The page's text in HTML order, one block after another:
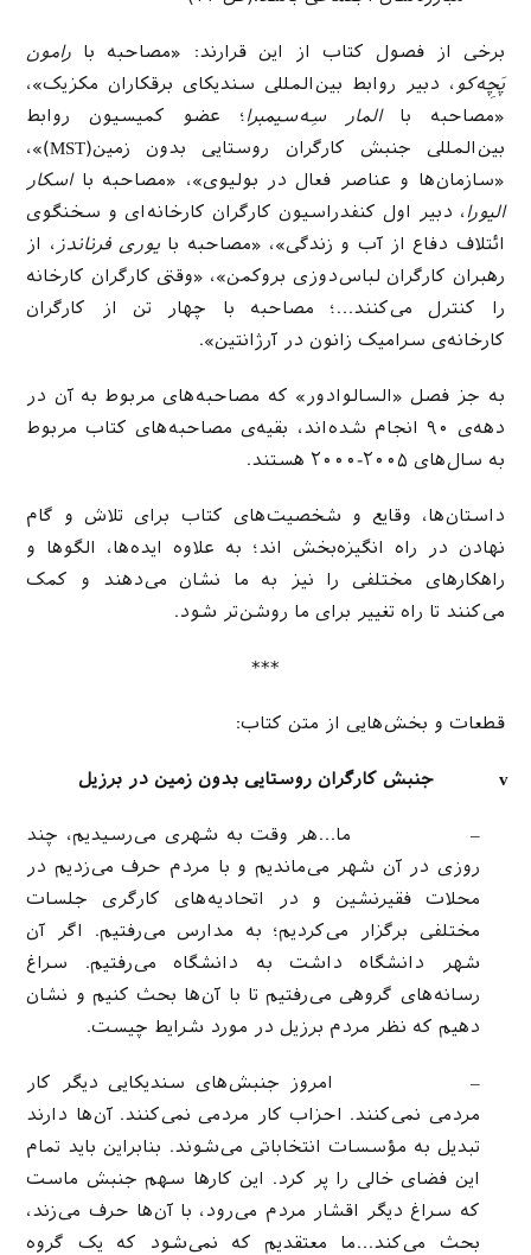
برخی از فصول کتاب از این قرارند: «مصاحبه با رامون
پَچِه‌کو ، دبیر روابط بین‌المللی سندیکای برقکاران مکزیک»،
«مصاحبه باالمار سِه‌سیمبرا؛ عضو کمیسیون روابط
بین‌المللی جنبش کارگران روستایی بدون زمین(MST)»،
«سازمان‌ها و عناصر فعال در بولیوی»، «مصاحبه بااسکار
الیورا، دبیر اول کنفدراسیون کارگران کارخانه‌ای و سخنگوی
ائتلاف دفاع از آب و زندگی»، «مصاحبه با یوری فرناندز ، از
رهبران کارگران لباس‌دوزی بروکمن»، «وقتی کارگران کارخانه
را کنترل می‌کنند…؛ مصاحبه با چهار تن از کارگران
کارخانه‌ی سرامیک زانون در آرژانتین».
به جز فصل «السالوادور» که مصاحبه‌های مربوط به آن در
دهه‌ی ۹۰ انجام شده‌اند، بقیه‌ی مصاحبه‌های کتاب مربوط
به سال‌های ۲۰۰۵-۲۰۰۰ هستند.
داستان‌ها، وقایع و شخصیت‌های کتاب برای تلاش و گام
نهادن در راه انگیزه‌بخش اند؛ به علاوه ایده‌ها، الگوها و
راهکارهای مختلفی را نیز به ما نشان می‌دهند و کمک
می‌کنند تا راه تغییر برای ما روشن‌تر شود.
***
قطعات و بخش‌هایی از متن کتاب:
v جنبش کارگران روستایی بدون زمین در برزیل
– ما…هر وقت به شهری می‌رسیدیم، چند
روزی در آن شهر می‌ماندیم و با مردم حرف می‌زدیم در
محلات فقیرنشین و در اتحادیه‌های کارگری جلسات
مختلفی برگزار می‌کردیم؛ به مدارس می‌رفتیم. اگر آن
شهر دانشگاه داشت به دانشگاه می‌رفتیم. سراغ
رسانه‌های گروهی می‌رفتیم تا با آن‌ها بحث کنیم و نشان
دهیم که نظر مردم برزیل در مورد شرایط چیست.
– امروز جنبش‌های سندیکایی دیگر کار
مردمی نمی‌کنند. احزاب کار مردمی نمی‌کنند. آن‌ها دارند
تبدیل به مؤسسات انتخاباتی می‌شوند. بنابراین باید تمام
این فضای خالی را پر کرد. این‌ کارها سهم جنبش ماست
که سراغ دیگر اقشار مردم می‌رود، با آن‌ها حرف می‌زند،
بحث می‌کند…ما معتقدیم که نمی‌شود که یک گروه